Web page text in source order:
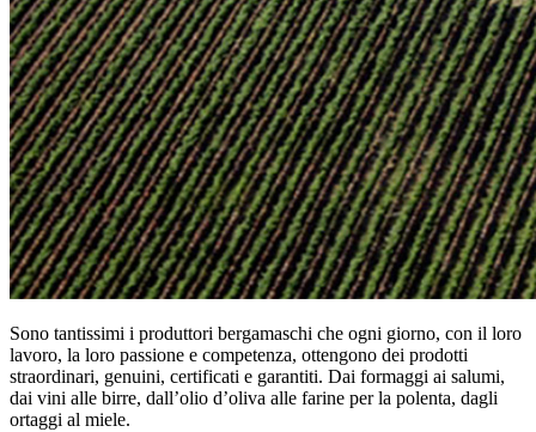
Sono tantissimi i produttori bergamaschi che ogni giorno, con il loro
lavoro, la loro passione e competenza, ottengono dei prodotti
straordinari, genuini, certificati e garantiti. Dai formaggi ai salumi,
dai vini alle birre, dall’olio d’oliva alle farine per la polenta, dagli
ortaggi al miele.